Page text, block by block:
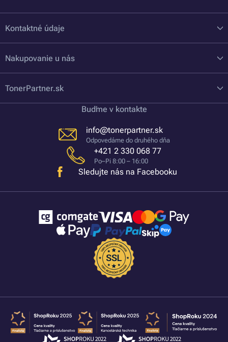
Kontaktné údaje
Nakupovanie u nás
TonerPartner.sk
Buďme v kontakte
info@tonerpartner.sk
Odpovedáme do druhého dňa
+421 2 330 068 77
Po–Pi 8:00 – 16:00
Sledujte nás na Facebooku